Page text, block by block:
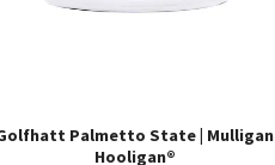
Palmetto State | Mulligan
Hooligan®